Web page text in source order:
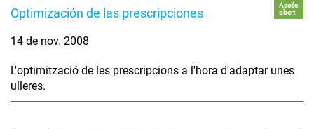
Optimización de las prescripciones
Accés
obert
14 de nov. 2008
L'optimització de les prescripcions a l'hora d'adaptar unes
ulleres.